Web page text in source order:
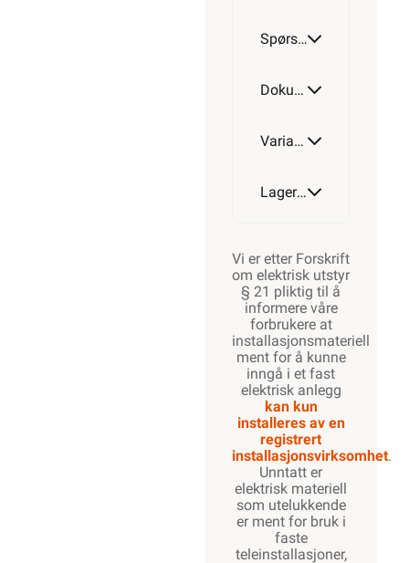
Spørsmål og svar
Dokumentasjon
Varianter av artikkel
Lagerstatus
Vi er etter Forskrift
om elektrisk utstyr
§ 21 pliktig til å
informere våre
forbrukere at
installasjonsmateriell
ment for å kunne
inngå i et fast
elektrisk anlegg
kan kun
installeres av en
registrert
installasjonsvirksomhet.
Unntatt er
elektrisk materiell
som utelukkende
er ment for bruk i
faste
teleinstallasjoner,